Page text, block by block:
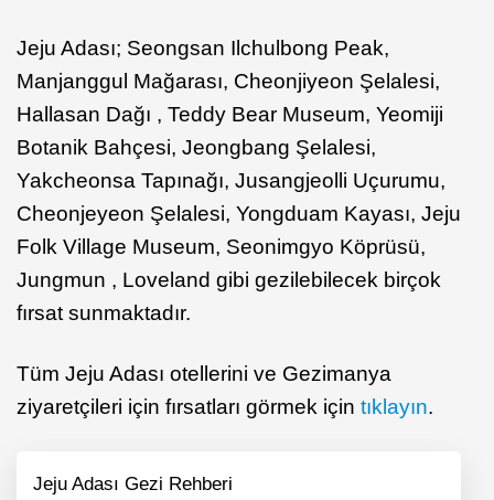
Jeju Adası; Seongsan Ilchulbong Peak,
Manjanggul Mağarası, Cheonjiyeon Şelalesi,
Hallasan Dağı , Teddy Bear Museum, Yeomiji
Botanik Bahçesi, Jeongbang Şelalesi,
Yakcheonsa Tapınağı, Jusangjeolli Uçurumu,
Cheonjeyeon Şelalesi, Yongduam Kayası, Jeju
Folk Village Museum, Seonimgyo Köprüsü,
Jungmun , Loveland gibi gezilebilecek birçok
fırsat sunmaktadır.
Tüm Jeju Adası otellerini ve Gezimanya
ziyaretçileri için fırsatları görmek için tıklayın.
Jeju Adası Gezi Rehberi